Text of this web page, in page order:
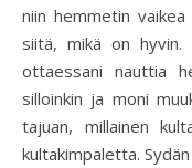
niin hemmetin
siitä, mikä on hyvin.
ottaessani nauttia
silloinkin ja moni
tajuan, millainen
kultakimpaletta.